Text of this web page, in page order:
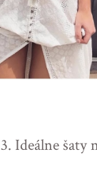
3. Ideálne šaty